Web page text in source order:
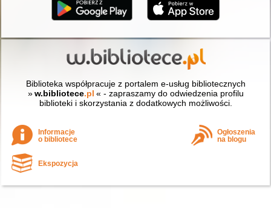
Biblioteka współpracuje z portalem e-usług bibliotecznych
» w.bibliotece.pl « - zapraszamy do odwiedzenia profilu
biblioteki i skorzystania z dodatkowych możliwości.
Informacje
o bibliotece
Ogłoszenia
na blogu
Ekspozycja